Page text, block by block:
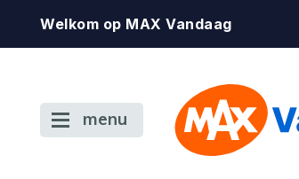
Welkom op MAX Vandaag
menu